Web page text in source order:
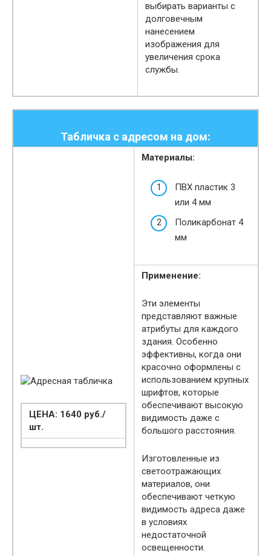
выбирать варианты с
долговечным
нанесением
изображения для
увеличения срока
службы.
Табличка с адресом на дом:
ЦЕНА: 1640 руб./
шт.
Материалы:
ПВХ пластик 3
или 4 мм
Поликарбонат 4
мм
Применение:
Эти элементы
представляют важные
атрибуты для каждого
здания. Особенно
эффективны, когда они
красочно оформлены с
использованием крупных
шрифтов, которые
обеспечивают высокую
видимость даже с
большого расстояния.
Изготовленные из
светоотражающих
материалов, они
обеспечивают четкую
видимость адреса даже
в условиях
недостаточной
освещенности.